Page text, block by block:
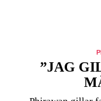
”JAG